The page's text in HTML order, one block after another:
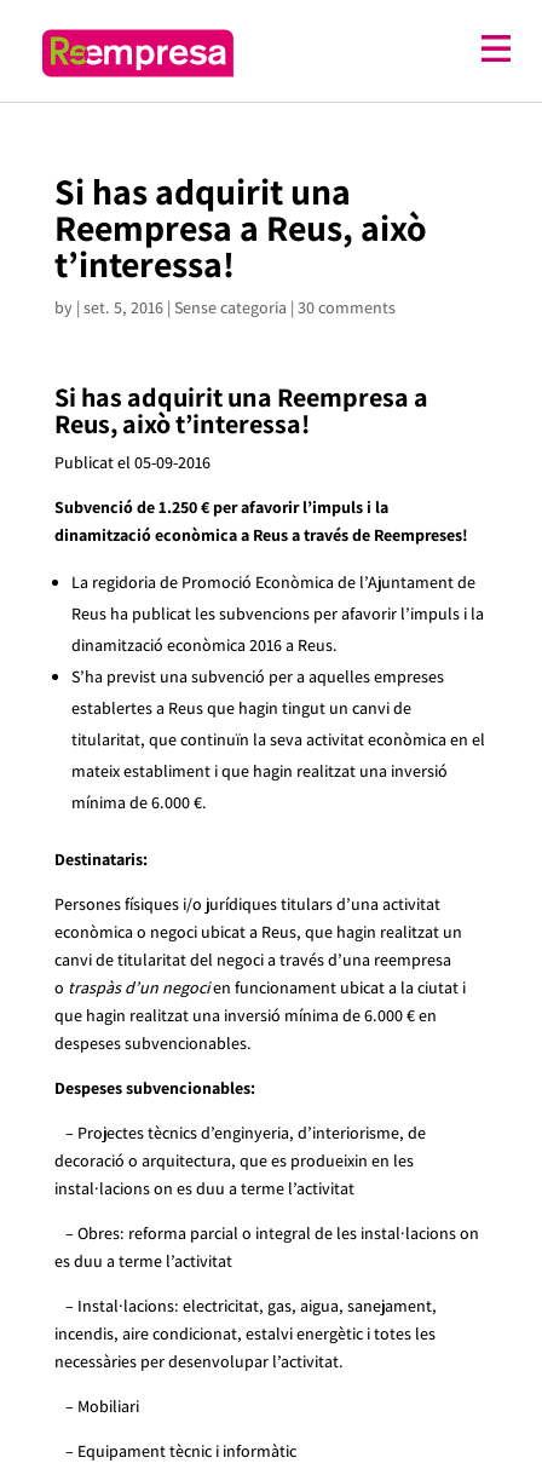
Si has adquirit una
Reempresa a Reus, això
t’interessa!
by | set. 5, 2016| Sense categoria | 30 comments
Si has adquirit una Reempresa a
Reus, això t’interessa!
Publicat el 05-09-2016
Subvenció de 1.250 € per afavorir l’impuls i la
dinamització econòmica a Reus a través de Reempreses!
La regidoria de Promoció Econòmica de l’Ajuntament de
Reus ha publicat les subvencions per afavorir l’impuls i la
dinamització econòmica 2016 a Reus.
S’ha previst una subvenció per a aquelles empreses
establertes a Reus que hagin tingut un canvi de
titularitat, que continuïn la seva activitat econòmica en el
mateix establiment i que hagin realitzat una inversió
mínima de 6.000 €.
Destinataris:
Persones físiques i/o jurídiques titulars d’una activitat
econòmica o negoci ubicat a Reus, que hagin realitzat un
canvi de titularitat del negoci a través d’una reempresa
o traspàs d’un negocien funcionament ubicat a la ciutat i
que hagin realitzat una inversió mínima de 6.000 € en
despeses subvencionables.
Despeses subvencionables:
– Projectes tècnics d’enginyeria, d’interiorisme, de
decoració o arquitectura, que es produeixin en les
instal·lacions on es duu a terme l’activitat
– Obres: reforma parcial o integral de les instal·lacions on
es duu a terme l’activitat
– Instal·lacions: electricitat, gas, aigua, sanejament,
incendis, aire condicionat, estalvi energètic i totes les
necessàries per desenvolupar l’activitat.
– Mobiliari
– Equipament tècnic i informàtic